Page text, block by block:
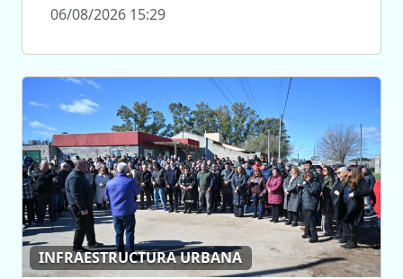
06/08/2026 15:29
INFRAESTRUCTURA URBANA